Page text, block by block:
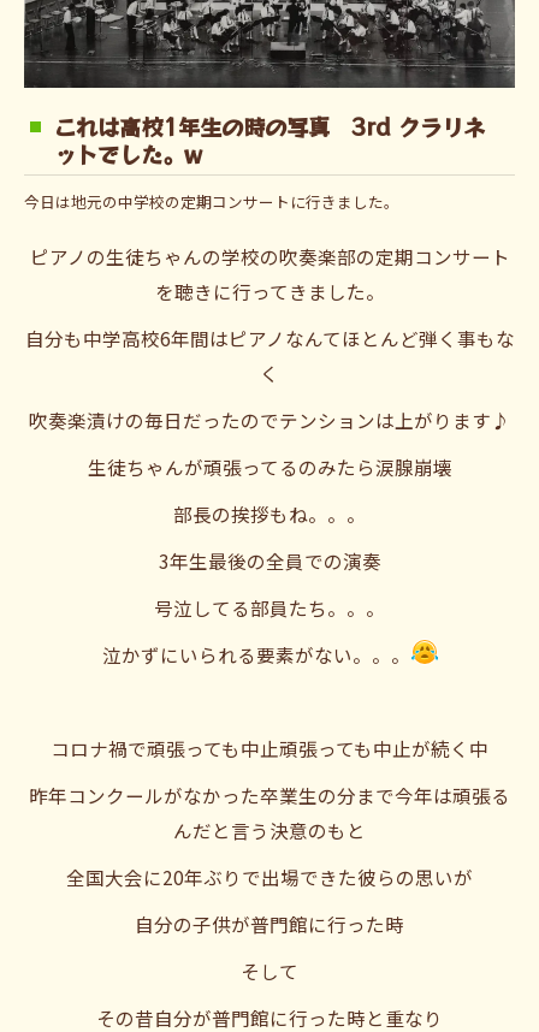
これは高校1年生の時の写真 3rd クラリネ
ットでした。w
今日は地元の中学校の定期コンサートに行きました。
ピアノの生徒ちゃんの学校の吹奏楽部の定期コンサート
を聴きに行ってきました。
自分も中学高校6年間はピアノなんてほとんど弾く事もな
く
吹奏楽漬けの毎日だったのでテンションは上がります♪
生徒ちゃんが頑張ってるのみたら涙腺崩壊
部長の挨拶もね。。。
3年生最後の全員での演奏
号泣してる部員たち。。。
泣かずにいられる要素がない。。。
コロナ禍で頑張っても中止頑張っても中止が続く中
昨年コンクールがなかった卒業生の分まで今年は頑張る
んだと言う決意のもと
全国大会に20年ぶりで出場できた彼らの思いが
自分の子供が普門館に行った時
そして
その昔自分が普門館に行った時と重なり